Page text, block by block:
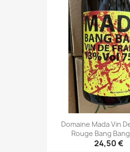
Domaine Mada Vin
Rouge Bang
24,50 €